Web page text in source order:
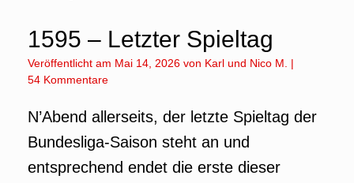
1595 – Letzter Spieltag
Veröffentlicht am Mai 14, 2026 von Karl und Nico M.
|
54 Kommentare
N’Abend allerseits, der letzte Spieltag der
Bundesliga-Saison steht an und
entsprechend endet die erste dieser